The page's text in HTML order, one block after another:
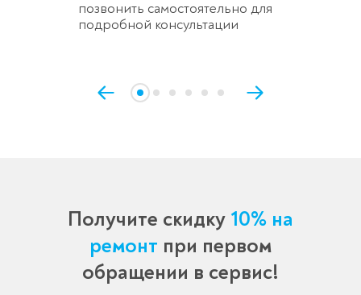
позвонить самостоятельно для
подробной консультации
Получите скидку 10% на
ремонт при первом
обращении в сервис!